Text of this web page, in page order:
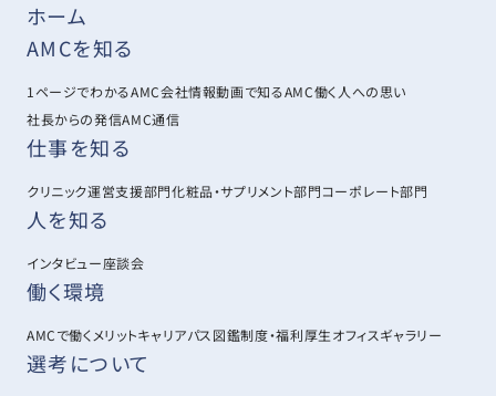
ホーム
AMCを知る
1ページでわかるAMC会社情報動画で知るAMC働く人への思い
社長からの発信AMC通信
仕事を知る
クリニック運営支援部門化粧品・サプリメント部門コーポレート部門
人を知る
インタビュー座談会
働く環境
AMCで働くメリットキャリアパス図鑑制度・福利厚生オフィスギャラリー
選考について